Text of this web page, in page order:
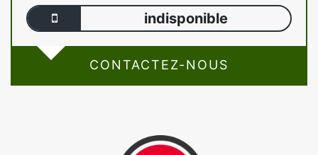
indisponible
CONTACTEZ-NOUS